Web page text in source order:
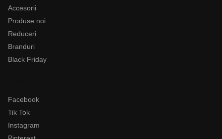
Accesorii
Produse noi
Reduceri
Branduri
Black Friday
Facebook
Tik Tok
Instagram